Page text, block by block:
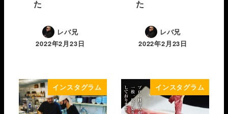
た
レバ兄
2022年2月23日
た
レバ兄
2022年2月23日
インスタグラム インスタグラム